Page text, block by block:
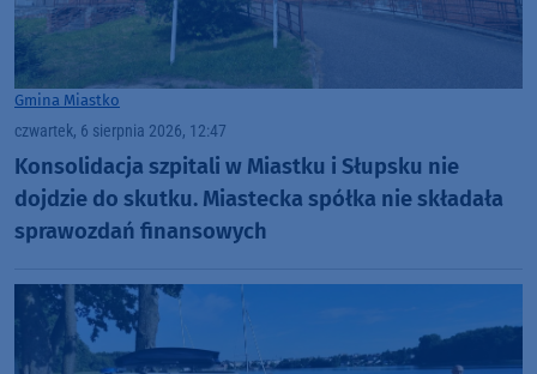
Gmina Miastko
czwartek, 6 sierpnia 2026, 12:47
Konsolidacja szpitali w Miastku i Słupsku nie
dojdzie do skutku. Miastecka spółka nie składała
sprawozdań finansowych